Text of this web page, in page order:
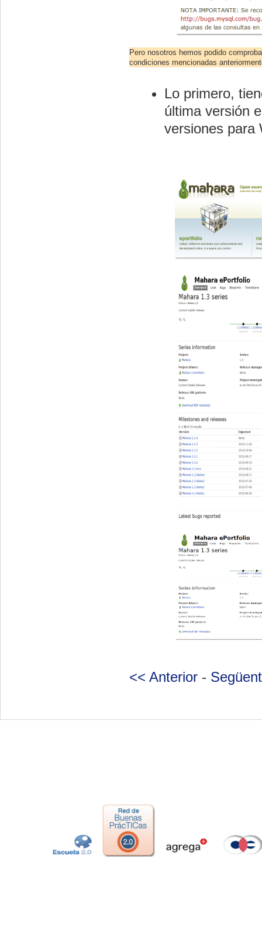
Pero nosotros hemos podido
condiciones mencionadas
Lo primero,
última versión
versiones para
<< Anterior -